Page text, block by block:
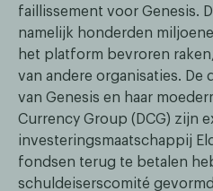
faillissement voor Genesis.
namelijk honderden
het platform bevroren
van andere organisaties.
van Genesis en haar
Currency Group (DCG) zijn
investeringsmaatschappij
fondsen terug te betalen
schuldeiserscomité